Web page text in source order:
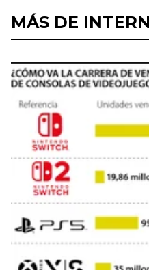
MÁS DE